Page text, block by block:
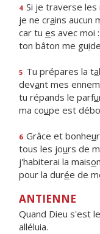
4 Si je traverse les
je ne crains aucun
car tu es avec moi :
ton bâton me gui
5 Tu prépares la ta
devant mes
tu répands le parfu
ma coupe est
6 Grâce et bonheu
tous les jours de
j'habiterai la maiso
pour la durée de
ANTIENNE
Quand Dieu s'est
alléluia.